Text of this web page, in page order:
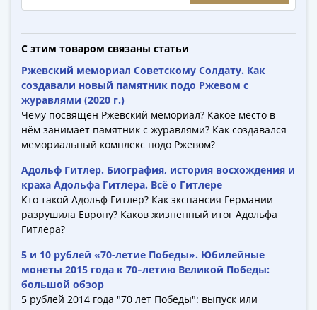
Петр
(1762-
1762)
Елизавета
(1741-
1762)
Иоанн
Антонович
(1740-
1741)
Анна
Иоанновна
(1730-
1740)
Петр
С этим товаром связаны статьи
Ржевский мемориал Советскому Солдату. Как
создавали новый памятник подо Ржевом с
журавлями (2020 г.)
Чему посвящён Ржевский мемориал? Какое место в
нём занимает памятник с журавлями? Как создавался
мемориальный комплекс подо Ржевом?
Адольф Гитлер. Биография, история восхождения и
краха Адольфа Гитлера. Всё о Гитлере
Кто такой Адольф Гитлер? Как экспансия Германии
разрушила Европу? Каков жизненный итог Адольфа
Гитлера?
5 и 10 рублей «70-летие Победы». Юбилейные
монеты 2015 года к 70‑летию Великой Победы:
большой обзор
5 рублей 2014 года "70 лет Победы": выпуск или